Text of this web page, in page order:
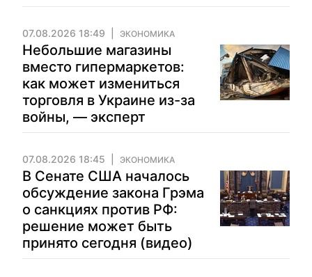
07.08.2026 18:49 ЭКОНОМИКА
Небольшие магазины
вместо гипермаркетов:
как может измениться
торговля в Украине из-за
войны, — эксперт
07.08.2026 18:45 ЭКОНОМИКА
В Сенате США началось
обсуждение закона Грэма
о санкциях против РФ:
решение может быть
принято сегодня (видео)